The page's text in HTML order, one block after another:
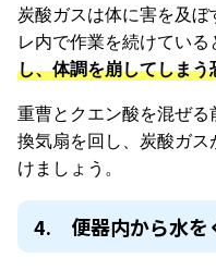
炭酸ガスは体に害を及
レ内で作業を続けている
し、体調を崩してしまう
重曹とクエン酸を混ぜ
換気扇を回し、炭酸ガ
けましょう。
4. 便器内から水を